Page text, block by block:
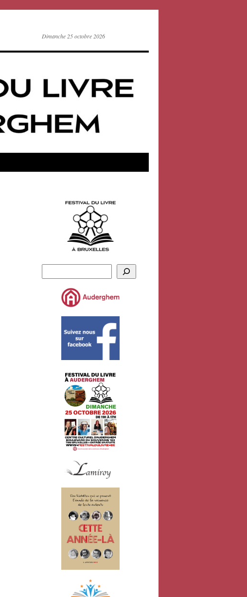
Dimanche 25 octobre 2026